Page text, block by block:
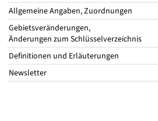
Allgemeine Angaben, Zuordnungen
Gebietsveränderungen,
Änderungen zum Schlüsselverzeichnis
Definitionen und Erläuterungen
Newsletter